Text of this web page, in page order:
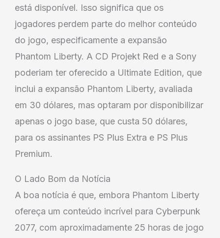
está disponível. Isso significa que os
jogadores perdem parte do melhor conteúdo
do jogo, especificamente a expansão
Phantom Liberty. A CD Projekt Red e a Sony
poderiam ter oferecido a Ultimate Edition, que
inclui a expansão Phantom Liberty, avaliada
em 30 dólares, mas optaram por disponibilizar
apenas o jogo base, que custa 50 dólares,
para os assinantes PS Plus Extra e PS Plus
Premium.
O Lado Bom da Notícia
A boa notícia é que, embora Phantom Liberty
ofereça um conteúdo incrível para Cyberpunk
2077, com aproximadamente 25 horas de jogo